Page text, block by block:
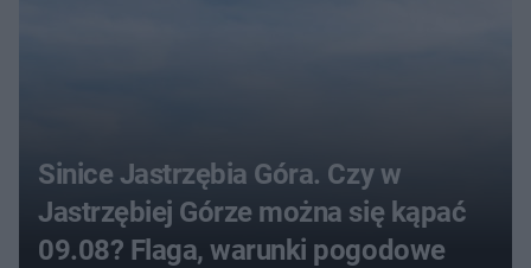
Sinice Jastrzębia Góra. Czy w
Jastrzębiej Górze można się kąpać
09.08? Flaga, warunki pogodowe